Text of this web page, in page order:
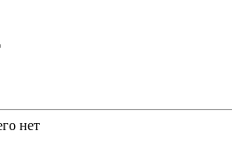
нет